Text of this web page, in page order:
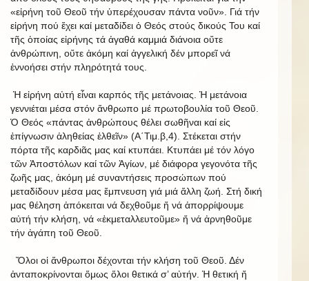
«εἰρήνη τοῦ Θεοῦ τήν ὑπερέχουσαν πάντα νοῦν». Γιά τήν
εἰρήνη πού ἔχει καί μεταδίδει ὁ Θεός στούς δικούς Του καί
τῆς ὁποίας εἰρήνης τά ἀγαθά καμμιά διάνοια οὔτε
ἀνθρώπινη, οὔτε ἀκόμη καί ἀγγελική δέν μπορεῖ νά
ἐννοήσει στήν πληρότητά τους.
Ἡ εἰρήνη αὐτή εἶναι καρπός τῆς μετάνοιας. Ἡ μετάνοια
γεννιέται μέσα στόν ἄνθρωπο μέ πρωτοβουλία τοῦ Θεοῦ.
Ὁ Θεός «πάντας ἀνθρώπους θέλει σωθῆναι καί εἰς
ἐπίγνωσιν ἀληθείας ἐλθεῖν» (Α΄Τιμ.β,4). Στέκεται στήν
πόρτα τῆς καρδιᾶς μας καί κτυπάει. Κτυπάει μέ τόν λόγο
τῶν Ἀποστόλων καί τῶν Ἁγίων, μέ διάφορα γεγονότα τῆς
ζωῆς μας, ἀκόμη μέ συναντήσεις προσώπων πού
μεταδίδουν μέσα μας ἔμπνευση γιά μιά ἄλλη ζωή. Στή δική
μας θέληση ἀπόκειται νά δεχθοῦμε ἤ νά ἀπορρίψουμε
αὐτή τήν κλήση, νά «ἐκμεταλλευτοῦμε» ἤ νά ἀρνηθοῦμε
τήν ἀγάπη τοῦ Θεοῦ.
Ὅλοι οἱ ἄνθρωποι δέχονται τήν κλήση τοῦ Θεοῦ. Δέν
ἀνταποκρίνονται ὅμως ὅλοι θετικά σ’ αὐτήν. Ἡ θετική ἤ